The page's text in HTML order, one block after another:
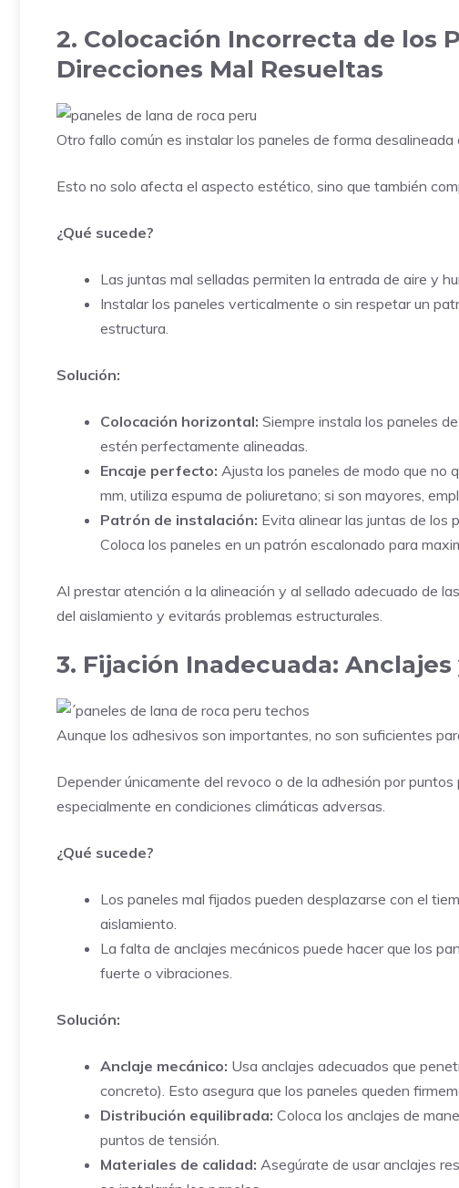
2. Colocación Incorrecta de los
Direcciones Mal Resueltas
Otro fallo común es instalar los paneles de forma desalineada
Esto no solo afecta el aspecto estético, sino que también
¿Qué sucede?
Las juntas mal selladas permiten la entrada de aire y
Instalar los paneles verticalmente o sin respetar un
estructura.
Solución:
Colocación horizontal: Siempre instala los paneles
estén perfectamente alineadas.
Encaje perfecto: Ajusta los paneles de modo que no
mm, utiliza espuma de poliuretano; si son mayores,
Patrón de instalación: Evita alinear las juntas de los
Coloca los paneles en un patrón escalonado para
Al prestar atención a la alineación y al sellado adecuado de
del aislamiento y evitarás problemas estructurales.
3. Fijación Inadecuada:
Aunque los adhesivos son importantes, no son suficientes
Depender únicamente del revoco o de la adhesión por puntos
especialmente en condiciones climáticas adversas.
¿Qué sucede?
Los paneles mal fijados pueden desplazarse con el
aislamiento.
La falta de anclajes mecánicos puede hacer que los
fuerte o vibraciones.
Solución:
Anclaje mecánico: Usa anclajes adecuados que
concreto). Esto asegura que los paneles queden
Distribución equilibrada: Coloca los anclajes de
puntos de tensión.
Materiales de calidad: Asegúrate de usar anclajes